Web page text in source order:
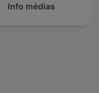
Info médias